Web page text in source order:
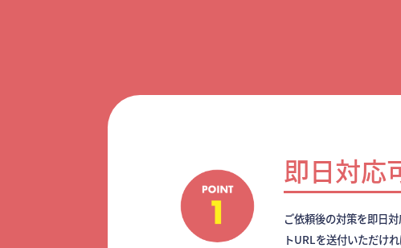
即日対応
ご依頼後の対策を即日
トURLを送付いただけ